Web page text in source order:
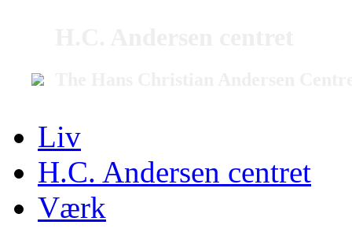
Liv
H.C. Andersen centret
Værk